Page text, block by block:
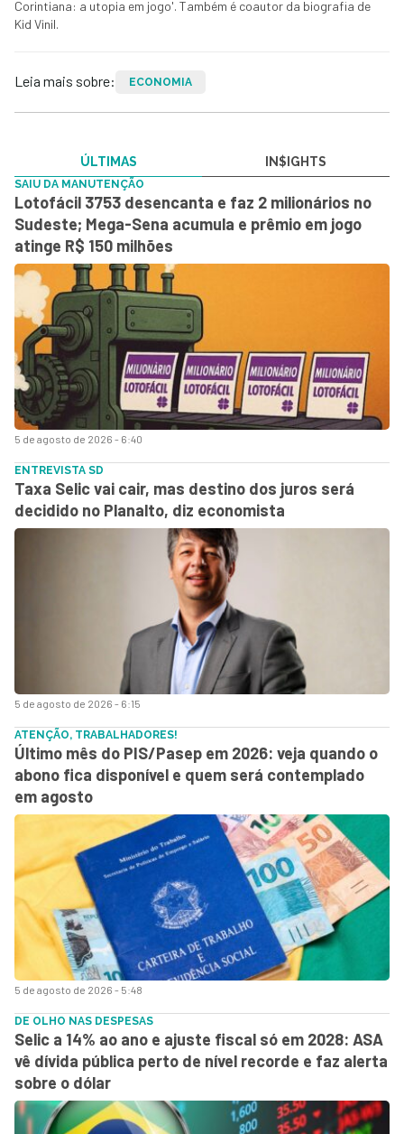
Corintiana: a utopia em jogo'. Também é coautor da biografia de
Kid Vinil.
Leia mais sobre: ECONOMIA
ÚLTIMAS IN$IGHTS
5 de agosto de 2026 - 6:40
SAIU DA MANUTENÇÃO
Lotofácil 3753 desencanta e faz 2 milionários no
Sudeste; Mega-Sena acumula e prêmio em jogo
atinge R$ 150 milhões
5 de agosto de 2026 - 6:15
ENTREVISTA SD
Taxa Selic vai cair, mas destino dos juros será
decidido no Planalto, diz economista
5 de agosto de 2026 - 5:48
ATENÇÃO, TRABALHADORES!
Último mês do PIS/Pasep em 2026: veja quando o
abono fica disponível e quem será contemplado
em agosto
DE OLHO NAS DESPESAS
Selic a 14% ao ano e ajuste fiscal só em 2028: ASA
vê dívida pública perto de nível recorde e faz alerta
sobre o dólar